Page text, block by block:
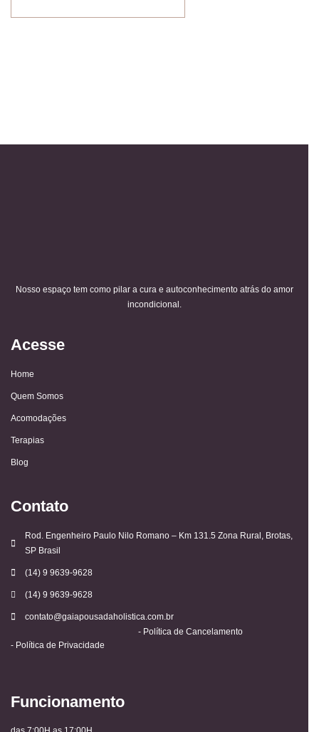
Nosso espaço tem como pilar a cura e autoconhecimento atrás do amor
incondicional.
Acesse
Home
Quem Somos
Acomodações
Terapias
Blog
Contato
Rod. Engenheiro Paulo Nilo Romano – Km 131.5 Zona Rural, Brotas,
SP Brasil
(14) 9 9639-9628
(14) 9 9639-9628
contato@gaiapousadaholistica.com.br
- Política de Privacidade
- Política de Cancelamento
Funcionamento